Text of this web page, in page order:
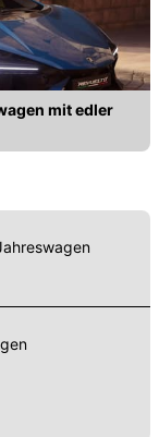
mit edler